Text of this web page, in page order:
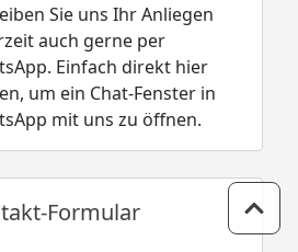
Sie uns Ihr Anliegen
auch gerne per
Einfach direkt hier
um ein Chat-Fenster in
mit uns zu öffnen.
Formular